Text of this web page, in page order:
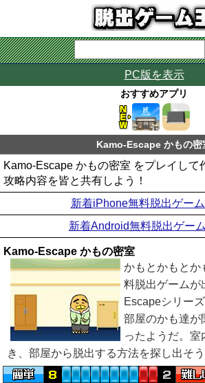
PC版を表示
おすすめアプリ
Kamo-Escape かもの密
Kamo-Escape かもの密室 をプレイして
攻略内容を皆と共有しよう！
新着iPhone無料脱出ゲー
新着Android無料脱出ゲー
Kamo-Escape かもの密室
かもとかもとか
料脱出ゲームが
Escapeシリー
部屋のかも達が
ったようだ。
き、部屋から脱出する方法を探し出そう